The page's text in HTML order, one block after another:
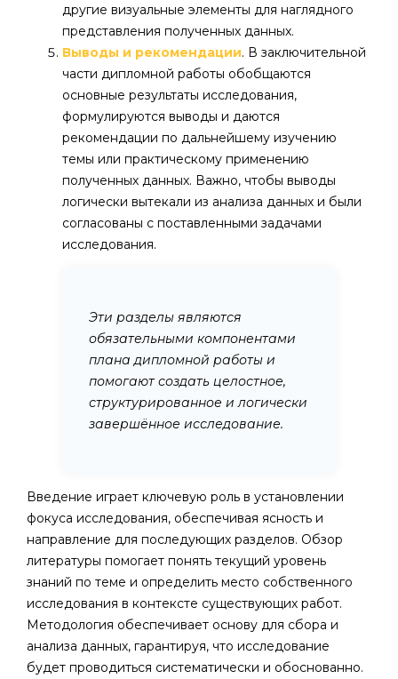
другие визуальные элементы для наглядного
представления полученных данных.
Выводы и рекомендации. В заключительной
части дипломной работы обобщаются
основные результаты исследования,
формулируются выводы и даются
рекомендации по дальнейшему изучению
темы или практическому применению
полученных данных. Важно, чтобы выводы
логически вытекали из анализа данных и были
согласованы с поставленными задачами
исследования.
Эти разделы являются
обязательными компонентами
плана дипломной работы и
помогают создать целостное,
структурированное и логически
завершённое исследование.
Введение играет ключевую роль в установлении
фокуса исследования, обеспечивая ясность и
направление для последующих разделов. Обзор
литературы помогает понять текущий уровень
знаний по теме и определить место собственного
исследования в контексте существующих работ.
Методология обеспечивает основу для сбора и
анализа данных, гарантируя, что исследование
будет проводиться систематически и обоснованно.